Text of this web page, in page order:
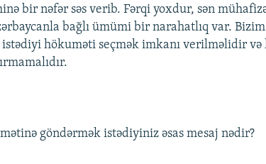
bir nəfər səs verib. Fərqi yoxdur, sən
bağlı ümümi bir narahatlıq var. Bizim
istədiyi hökuməti seçmək imkanı verilməlidir
göndərmək istədiyiniz əsas mesaj nədir?